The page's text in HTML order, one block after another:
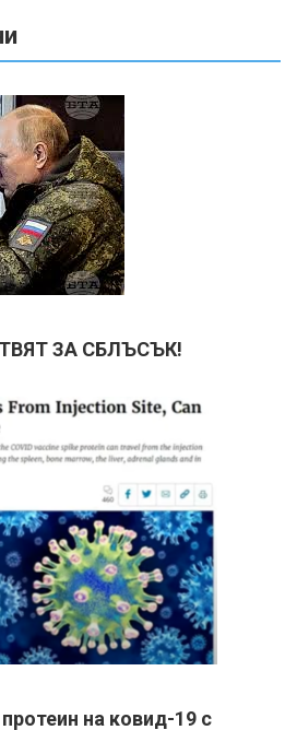
ЗА СБЛЪСЪК!
на ковид-19 с